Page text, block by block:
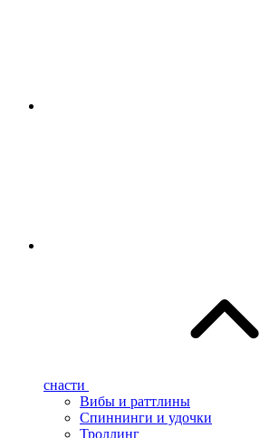
снасти
Вибы и раттлины
Спиннинги и удочки
Троллинг